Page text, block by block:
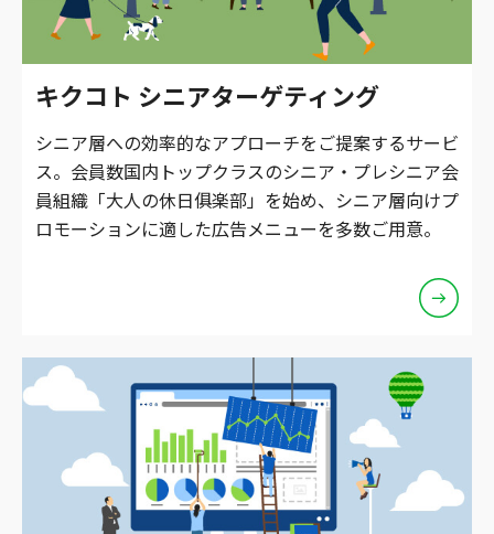
キクコト シニアターゲティング
シニア層への効率的なアプローチをご提案するサービ
ス。会員数国内トップクラスのシニア・プレシニア会
員組織「大人の休日俱楽部」を始め、シニア層向けプ
ロモーションに適した広告メニューを多数ご用意。